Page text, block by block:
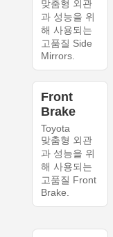
맞춤형 외관
과 성능을 위
해 사용되는
고품질 Side
Mirrors.
Front
Brake
Toyota
맞춤형 외관
과 성능을 위
해 사용되는
고품질 Front
Brake.